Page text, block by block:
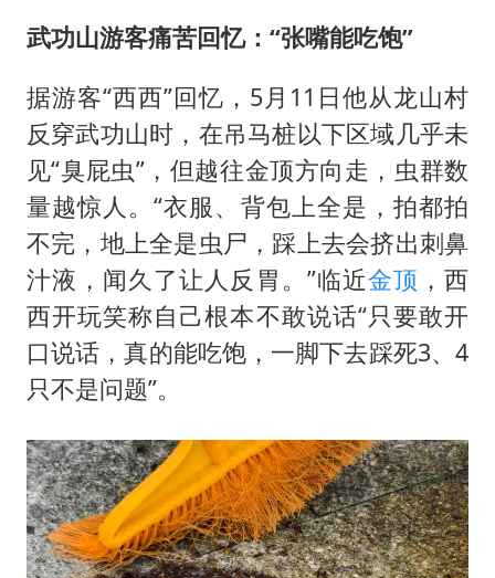
武功山游客痛苦回忆：“张嘴能吃饱”
据游客“西西”回忆，5月11日他从龙山村
反穿武功山时，在吊马桩以下区域几乎未
见“臭屁虫”，但越往金顶方向走，虫群数
量越惊人。“衣服、背包上全是，拍都拍
不完，地上全是虫尸，踩上去会挤出刺鼻
汁液，闻久了让人反胃。”临近金顶 ，西
西开玩笑称自己根本不敢说话“只要敢开
口说话，真的能吃饱，一脚下去踩死3、4
只不是问题”。